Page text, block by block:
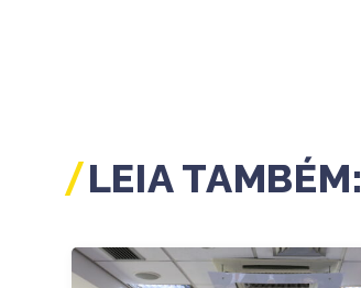
LEIA TAMBÉM: